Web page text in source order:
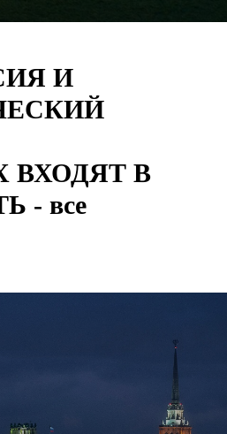
И
ВХОДЯТ В
- все